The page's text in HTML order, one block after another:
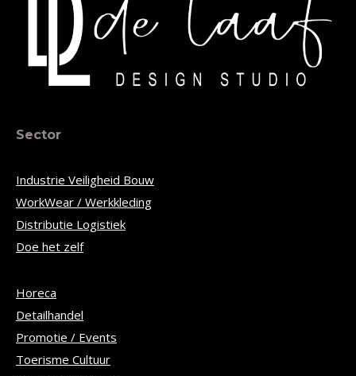
Sector
Industrie Veiligheid Bouw
WorkWear / Werkkleding
Distributie Logistiek
Doe het zelf
Horeca
Detailhandel
Promotie / Events
Toerisme Cultuur